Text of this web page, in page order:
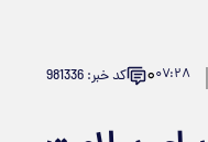
۰۷:۲۸۰ کد خبر: 981336